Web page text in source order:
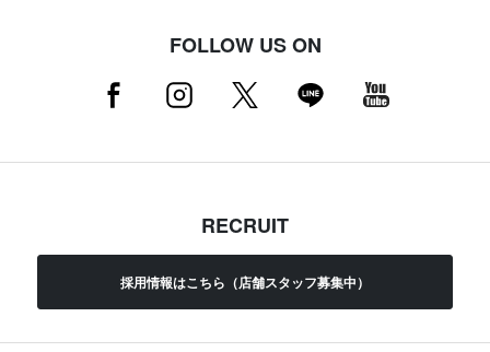
FOLLOW US ON
RECRUIT
採用情報はこちら（店舗スタッフ募集中）